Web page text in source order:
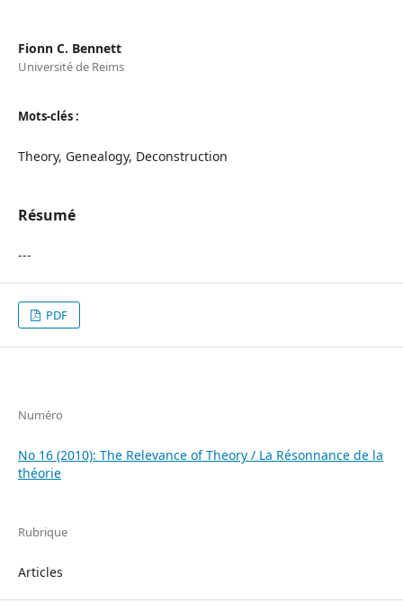
Fionn C. Bennett
Université de Reims
Mots-clés :
Theory, Genealogy, Deconstruction
Résumé
---
PDF
Numéro
No 16 (2010): The Relevance of Theory / La Résonnance de la
théorie
Rubrique
Articles